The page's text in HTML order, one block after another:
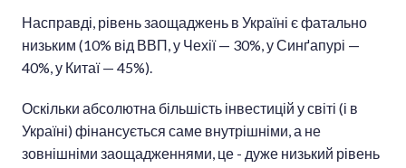
Насправді, рівень заощаджень в Україні є фатально
низьким (10% від ВВП, у Чехії — 30%, у Синґапурі —
40%, у Китаї — 45%).
Оскільки абсолютна більшість інвестицій у світі (і в
Україні) фінансується саме внутрішніми, а не
зовнішніми заощадженнями, це - дуже низький рівень